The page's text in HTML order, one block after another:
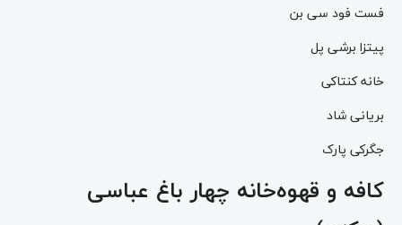
فست فود سی بن
پیتزا برشی پل
خانه کنتاکی
بریانی شاد
جگرکی پارک
کافه و قهوه‌خانه چهار باغ عباسی